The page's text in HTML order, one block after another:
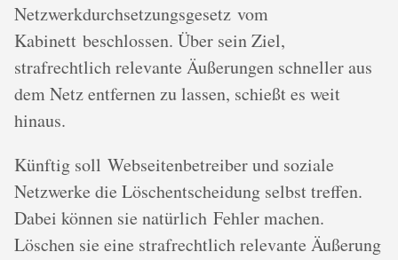
Netzwerkdurchsetzungsgesetz vom
Kabinett beschlossen. Über sein Ziel,
strafrechtlich relevante Äußerungen schneller aus
dem Netz entfernen zu lassen, schießt es weit
hinaus.
Künftig soll Webseitenbetreiber und soziale
Netzwerke die Löschentscheidung selbst treffen.
Dabei können sie natürlich Fehler machen.
Löschen sie eine strafrechtlich relevante Äußerung